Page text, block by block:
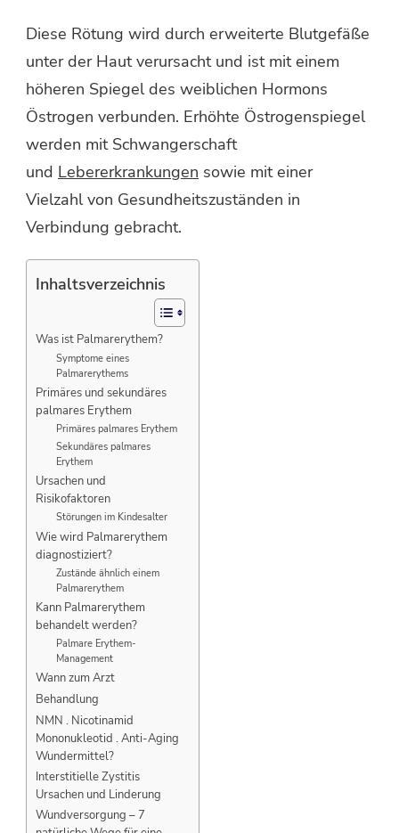
Diese Rötung wird durch erweiterte Blutgefäße
unter der Haut verursacht und ist mit einem
höheren Spiegel des weiblichen Hormons
Östrogen verbunden. Erhöhte Östrogenspiegel
werden mit Schwangerschaft
und Lebererkrankungen sowie mit einer
Vielzahl von Gesundheitszuständen in
Verbindung gebracht.
Inhaltsverzeichnis
Was ist Palmarerythem?
Symptome eines
Palmarerythems
Primäres und sekundäres
palmares Erythem
Primäres palmares Erythem
Sekundäres palmares
Erythem
Ursachen und
Risikofaktoren
Störungen im Kindesalter
Wie wird Palmarerythem
diagnostiziert?
Zustände ähnlich einem
Palmarerythem
Kann Palmarerythem
behandelt werden?
Palmare Erythem-
Management
Wann zum Arzt
Behandlung
NMN . Nicotinamid
Mononukleotid . Anti-Aging
Wundermittel?
Interstitielle Zystitis
Ursachen und Linderung
Wundversorgung – 7